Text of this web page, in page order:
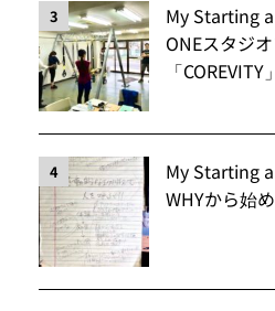
3
My Starting
ONEスタジ
「
4
My Starting
WHYから始